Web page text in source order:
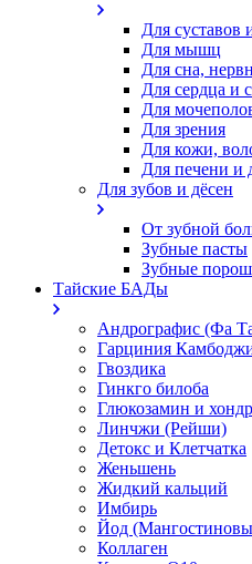
Для суставов
Для мышц
Для сна,
Для сердца и
Для
Для зрения
Для кожи,
Для печени и
Для зубов и дёсен
От зубной
Зубные пасты
Зубные
Тайские БАДы
Андрографис (Фа
Гарциния
Гвоздика
Гинкго билоба
Глюкозамин и
Линчжи (Рейши)
Детокс и Клетчатка
Женьшень
Жидкий кальций
Имбирь
Йод
Коллаген